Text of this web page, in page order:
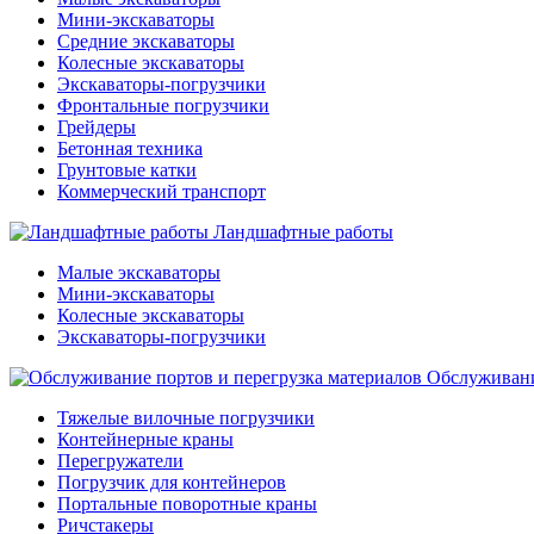
Мини-экскаваторы
Средние экскаваторы
Колесные экскаваторы
Экскаваторы-погрузчики
Фронтальные погрузчики
Грейдеры
Бетонная техника
Грунтовые катки
Коммерческий транспорт
Ландшафтные работы
Малые экскаваторы
Мини-экскаваторы
Колесные экскаваторы
Экскаваторы-погрузчики
Тяжелые вилочные погрузчики
Контейнерные краны
Перегружатели
Погрузчик для контейнеров
Портальные поворотные краны
Ричстакеры